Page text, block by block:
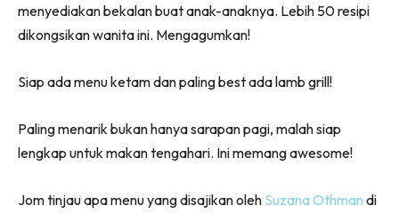
menyediakan bekalan buat anak-anaknya. Lebih 50 resipi
dikongsikan wanita ini. Mengagumkan!
Siap ada menu ketam dan paling best ada lamb grill!
Paling menarik bukan hanya sarapan pagi, malah siap
lengkap untuk makan tengahari. Ini memang awesome!
Jom tinjau apa menu yang disajikan oleh Suzana Othman di